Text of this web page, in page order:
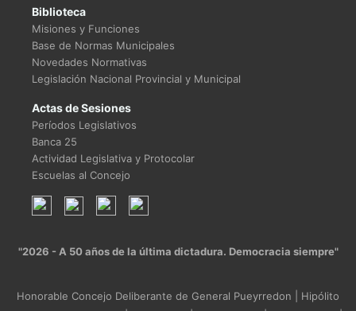
Biblioteca
Misiones y Funciones
Base de Normas Municipales
Novedades Normativas
Legislación Nacional Provincial y Municipal
Actas de Sesiones
Períodos Legislativos
Banca 25
Actividad Legislativa y Protocolar
Escuelas al Concejo
"2026 - A 50 años de la última dictadura. Democracia siempre"
Honorable Concejo Deliberante de General Pueyrredon | Hipólito